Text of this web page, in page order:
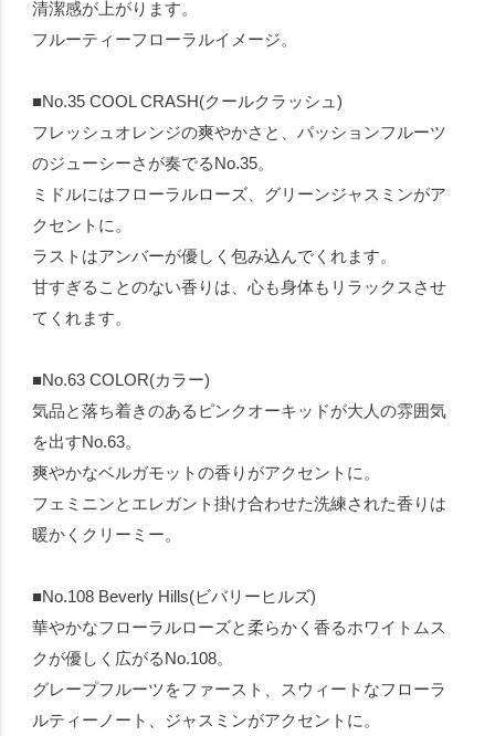
清潔感が上がります。
フルーティーフローラルイメージ。
■No.35 COOL CRASH(クールクラッシュ)
フレッシュオレンジの爽やかさと、パッションフルーツ
のジューシーさが奏でるNo.35。
ミドルにはフローラルローズ、グリーンジャスミンがア
クセントに。
ラストはアンバーが優しく包み込んでくれます。
甘すぎることのない香りは、心も身体もリラックスさせ
てくれます。
■No.63 COLOR(カラー)
気品と落ち着きのあるピンクオーキッドが大人の雰囲気
を出すNo.63。
爽やかなベルガモットの香りがアクセントに。
フェミニンとエレガント掛け合わせた洗練された香りは
暖かくクリーミー。
■No.108 Beverly Hills(ビバリーヒルズ)
華やかなフローラルローズと柔らかく香るホワイトムス
クが優しく広がるNo.108。
グレープフルーツをファースト、スウィートなフローラ
ルティーノート、ジャスミンがアクセントに。